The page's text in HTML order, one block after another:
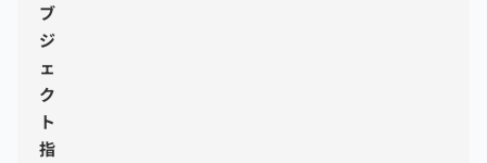
ブ
ジ
ェ
ク
ト
指